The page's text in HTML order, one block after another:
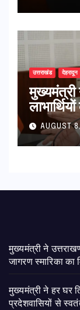
उत्तराखंड देहरादून
की पेंशन
AUGUST
मुख्यमंत्री ने
जागरण स्मारिका का
मुख्यमंत्री ने हर घर
प्रदेशवासियों से